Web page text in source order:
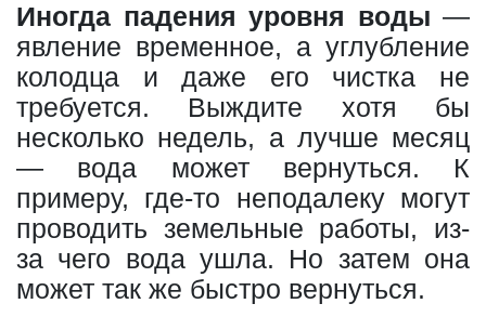
Иногда падения уровня воды —
явление временное, а углубление
колодца и даже его чистка не
требуется. Выждите хотя бы
несколько недель, а лучше месяц
— вода может вернуться. К
примеру, где-то неподалеку могут
проводить земельные работы, из-
за чего вода ушла. Но затем она
может так же быстро вернуться.